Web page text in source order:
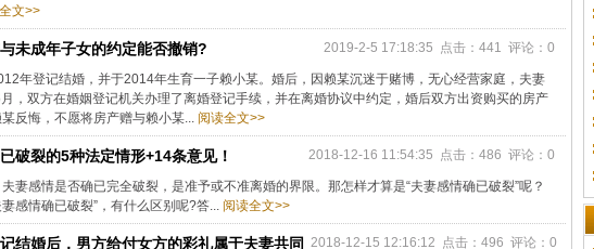
文>>
2019-2-5 17:18:35 点击：441 评论：0
未成年子女的约定能否撤销?
年登记结婚，并于2014年生育一子赖小某。婚后，因赖某沉迷于赌博，无心经营家庭，夫妻
，双方在婚姻登记机关办理了离婚登记手续，并在离婚协议中约定，婚后双方出资购买的房产
反悔，不愿将房产赠与赖小某... 阅读全文>>
2018-12-16 11:54:35 点击：486 评论：0
破裂的5种法定情形+14条意见！
妻感情是否确已完全破裂，是准予或不准离婚的界限。那怎样才算是“夫妻感情确已破裂”呢？
感情确已破裂”，有什么区别呢?答... 阅读全文>>
2018-12-15 12:16:12 点击：496 评论：0
结婚后，男方给付女方的彩礼属于夫妻共同